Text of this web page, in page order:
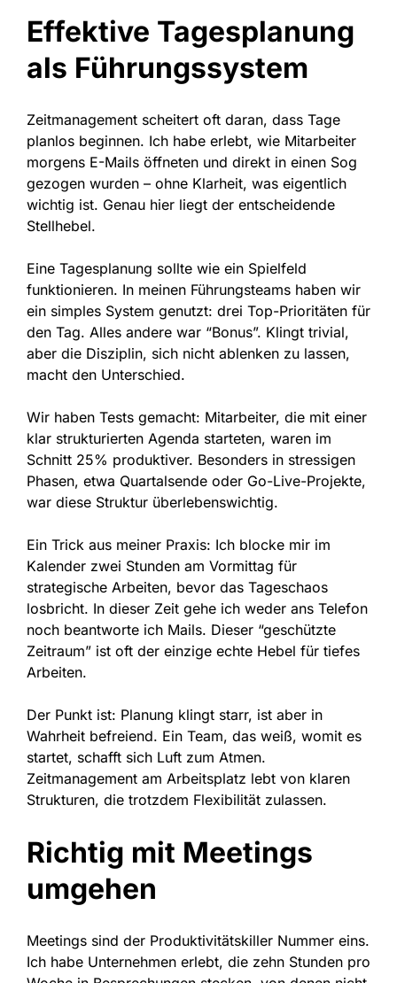
Effektive Tagesplanung
als Führungssystem
Zeitmanagement scheitert oft daran, dass Tage
planlos beginnen. Ich habe erlebt, wie Mitarbeiter
morgens E-Mails öffneten und direkt in einen Sog
gezogen wurden – ohne Klarheit, was eigentlich
wichtig ist. Genau hier liegt der entscheidende
Stellhebel.
Eine Tagesplanung sollte wie ein Spielfeld
funktionieren. In meinen Führungsteams haben wir
ein simples System genutzt: drei Top-Prioritäten für
den Tag. Alles andere war “Bonus”. Klingt trivial,
aber die Disziplin, sich nicht ablenken zu lassen,
macht den Unterschied.
Wir haben Tests gemacht: Mitarbeiter, die mit einer
klar strukturierten Agenda starteten, waren im
Schnitt 25% produktiver. Besonders in stressigen
Phasen, etwa Quartalsende oder Go-Live-Projekte,
war diese Struktur überlebenswichtig.
Ein Trick aus meiner Praxis: Ich blocke mir im
Kalender zwei Stunden am Vormittag für
strategische Arbeiten, bevor das Tageschaos
losbricht. In dieser Zeit gehe ich weder ans Telefon
noch beantworte ich Mails. Dieser “geschützte
Zeitraum” ist oft der einzige echte Hebel für tiefes
Arbeiten.
Der Punkt ist: Planung klingt starr, ist aber in
Wahrheit befreiend. Ein Team, das weiß, womit es
startet, schafft sich Luft zum Atmen.
Zeitmanagement am Arbeitsplatz lebt von klaren
Strukturen, die trotzdem Flexibilität zulassen.
Richtig mit Meetings
umgehen
Meetings sind der Produktivitätskiller Nummer eins.
Ich habe Unternehmen erlebt, die zehn Stunden pro